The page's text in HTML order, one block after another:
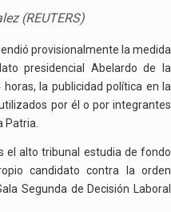
(REUTERS)
provisionalmente la medida
presidencial Abelardo de la
la publicidad política en la
por él o por integrantes
Patria.
el alto tribunal estudia de fondo
candidato contra la orden
Segunda de Decisión Laboral